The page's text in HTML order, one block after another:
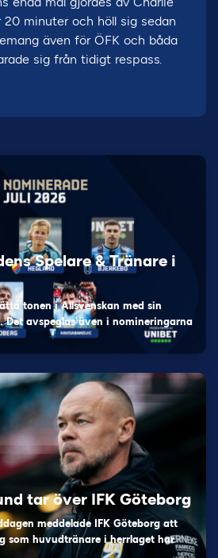
minuter och höll sig sedan
även för ÖFK och båda
sig från tidigt respass.
Spelare & Tränare i
tonen i Allsvenskan med sin
Det avspeglas även i nomineringarna
tar över IFK Göteborg
meddelade IFK Göteborg att
som huvudtränare i herrlaget har